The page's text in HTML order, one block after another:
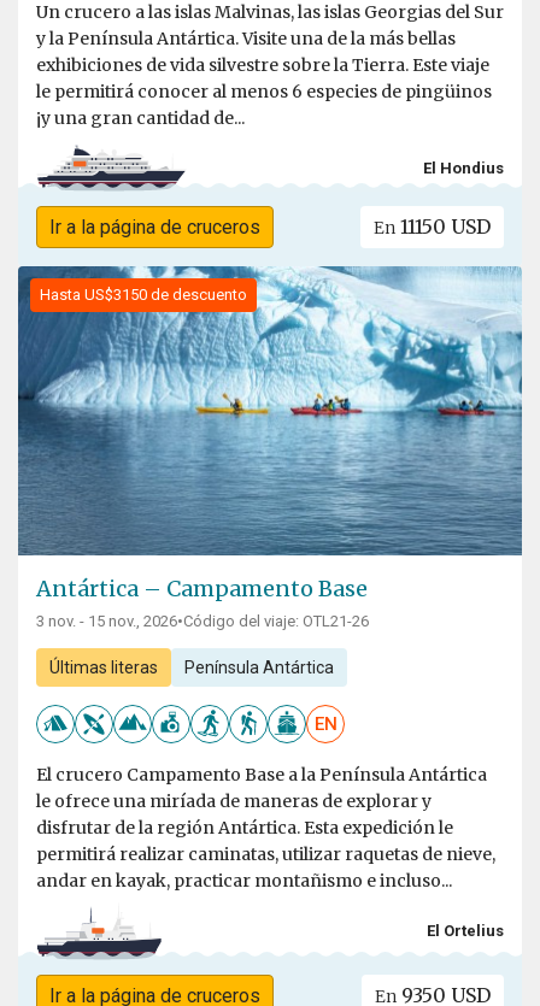
Un crucero a las islas Malvinas, las islas Georgias del Sur
y la Península Antártica. Visite una de la más bellas
exhibiciones de vida silvestre sobre la Tierra. Este viaje
le permitirá conocer al menos 6 especies de pingüinos
¡y una gran cantidad de...
El Hondius
Ir a la página de cruceros En 11150 USD
Hasta US$3150 de descuento
Antártica – Campamento Base
3 nov. - 15 nov., 2026•Código del viaje: OTL21-26
Últimas literas Península Antártica
EN
El crucero Campamento Base a la Península Antártica
le ofrece una miríada de maneras de explorar y
disfrutar de la región Antártica. Esta expedición le
permitirá realizar caminatas, utilizar raquetas de nieve,
andar en kayak, practicar montañismo e incluso...
El Ortelius
Ir a la página de cruceros En 9350 USD